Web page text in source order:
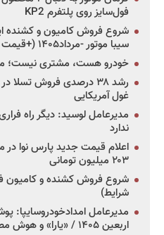
فول‌سایز روی پلتفرم KP2
شروع فروش کامیون و کشنده
سیبا موتور -مرداد۱۴۰۵ (+قیمت و شرایط)
خودرو هست، مشتری نیست؛
رشد ۳۸ درصدی فروش
غول آمریکایی
مدیرعامل لوسید: دیگر راه
ندارد
۲۰۳ میلیون تومانی
شرایط)
اربعین ۱۴۰۵ / «یارا» و هوش مصنوعی به خدمت زائران آمد